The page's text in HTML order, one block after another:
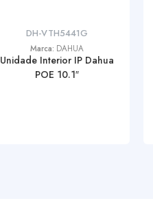
DH-VTH5441G
Marca: DAHUA
Unidade Interior IP Dahua
POE 10.1″